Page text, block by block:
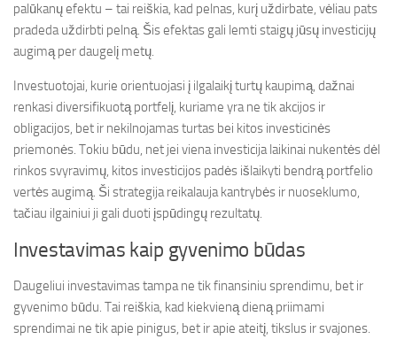
palūkanų efektu – tai reiškia, kad pelnas, kurį uždirbate, vėliau pats
pradeda uždirbti pelną. Šis efektas gali lemti staigų jūsų investicijų
augimą per daugelį metų.
Investuotojai, kurie orientuojasi į ilgalaikį turtų kaupimą, dažnai
renkasi diversifikuotą portfelį, kuriame yra ne tik akcijos ir
obligacijos, bet ir nekilnojamas turtas bei kitos investicinės
priemonės. Tokiu būdu, net jei viena investicija laikinai nukentės dėl
rinkos svyravimų, kitos investicijos padės išlaikyti bendrą portfelio
vertės augimą. Ši strategija reikalauja kantrybės ir nuoseklumo,
tačiau ilgainiui ji gali duoti įspūdingų rezultatų.
Investavimas kaip gyvenimo būdas
Daugeliui investavimas tampa ne tik finansiniu sprendimu, bet ir
gyvenimo būdu. Tai reiškia, kad kiekvieną dieną priimami
sprendimai ne tik apie pinigus, bet ir apie ateitį, tikslus ir svajones.